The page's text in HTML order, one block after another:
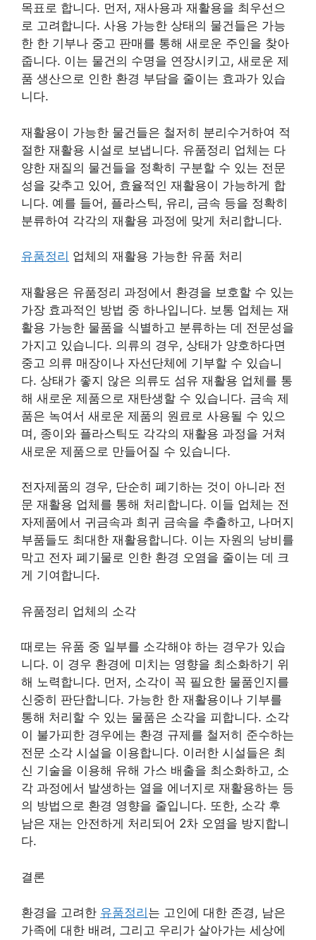
목표로 합니다. 먼저, 재사용과 재활용을 최우선으
로 고려합니다. 사용 가능한 상태의 물건들은 가능
한 한 기부나 중고 판매를 통해 새로운 주인을 찾아
줍니다. 이는 물건의 수명을 연장시키고, 새로운 제
품 생산으로 인한 환경 부담을 줄이는 효과가 있습
니다.
재활용이 가능한 물건들은 철저히 분리수거하여 적
절한 재활용 시설로 보냅니다. 유품정리 업체는 다
양한 재질의 물건들을 정확히 구분할 수 있는 전문
성을 갖추고 있어, 효율적인 재활용이 가능하게 합
니다. 예를 들어, 플라스틱, 유리, 금속 등을 정확히
분류하여 각각의 재활용 과정에 맞게 처리합니다.
유품정리 업체의 재활용 가능한 유품 처리
재활용은 유품정리 과정에서 환경을 보호할 수 있는
가장 효과적인 방법 중 하나입니다. 보통 업체는 재
활용 가능한 물품을 식별하고 분류하는 데 전문성을
가지고 있습니다. 의류의 경우, 상태가 양호하다면
중고 의류 매장이나 자선단체에 기부할 수 있습니
다. 상태가 좋지 않은 의류도 섬유 재활용 업체를 통
해 새로운 제품으로 재탄생할 수 있습니다. 금속 제
품은 녹여서 새로운 제품의 원료로 사용될 수 있으
며, 종이와 플라스틱도 각각의 재활용 과정을 거쳐
새로운 제품으로 만들어질 수 있습니다.
전자제품의 경우, 단순히 폐기하는 것이 아니라 전
문 재활용 업체를 통해 처리합니다. 이들 업체는 전
자제품에서 귀금속과 희귀 금속을 추출하고, 나머지
부품들도 최대한 재활용합니다. 이는 자원의 낭비를
막고 전자 폐기물로 인한 환경 오염을 줄이는 데 크
게 기여합니다.
유품정리 업체의 소각
때로는 유품 중 일부를 소각해야 하는 경우가 있습
니다. 이 경우 환경에 미치는 영향을 최소화하기 위
해 노력합니다. 먼저, 소각이 꼭 필요한 물품인지를
신중히 판단합니다. 가능한 한 재활용이나 기부를
통해 처리할 수 있는 물품은 소각을 피합니다. 소각
이 불가피한 경우에는 환경 규제를 철저히 준수하는
전문 소각 시설을 이용합니다. 이러한 시설들은 최
신 기술을 이용해 유해 가스 배출을 최소화하고, 소
각 과정에서 발생하는 열을 에너지로 재활용하는 등
의 방법으로 환경 영향을 줄입니다. 또한, 소각 후
남은 재는 안전하게 처리되어 2차 오염을 방지합니
다.
결론
환경을 고려한 유품정리 는 고인에 대한 존경, 남은
가족에 대한 배려, 그리고 우리가 살아가는 세상에